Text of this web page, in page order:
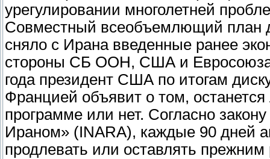
урегулировании многолетней
Совместный всеобъемлющий план
сняло с Ирана введенные ранее
стороны СБ ООН, США и Евросоюза.
года президент США по итогам
Францией объявит о том,
программе или нет. Согласно
Ираном» (INARA), каждые 90 дней
продлевать или оставлять